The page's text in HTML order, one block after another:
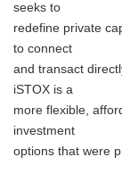
seeks to
redefine private
to connect
and transact
iSTOX is a
more flexible,
investment
options that were